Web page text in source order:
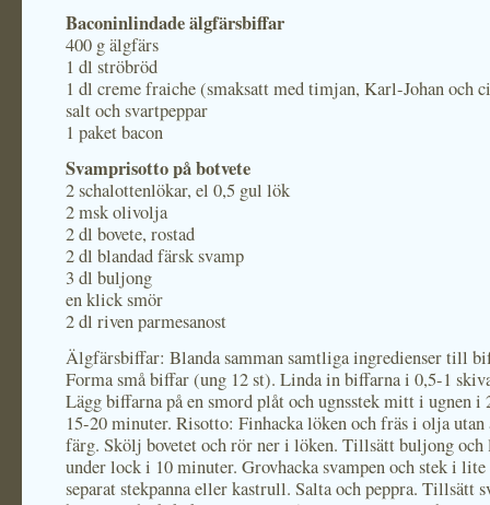
Baconinlindade älgfärsbiffar
400 g älgfärs
1 dl ströbröd
1 dl creme fraiche (smaksatt med timjan, Karl-Johan och
salt och svartpeppar
1 paket bacon
Svamprisottopå botvete
2 schalottenlökar, el 0,5 gul lök
2 msk olivolja
2 dl bovete, rostad
2 dl blandad färsk svamp
3 dl buljong
en klick smör
2 dl riven parmesanost
Älgfärsbiffar: Blanda samman samtliga ingredienser till
Forma små biffar (ung 12 st). Linda in biffarna i 0,5-1
Lägg biffarna på en smord plåt och ugnsstek mitt i ugnen i
15-20 minuter. Risotto: Finhacka löken och fräs i olja
färg. Skölj bovetet och rör ner i löken. Tillsätt buljong och
under lock i 10 minuter. Grovhacka svampen och stek i
separat stekpanna eller kastrull. Salta och peppra. Tillsätt